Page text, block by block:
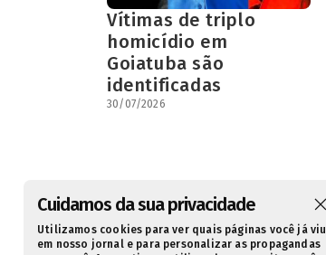
Cuidamos da sua privacidade
Utilizamos cookies para ver quais páginas você já viu
em nosso jornal e para personalizar as propagandas
Vítimas de triplo
homicídio em
Goiatuba são
identificadas
30/07/2026